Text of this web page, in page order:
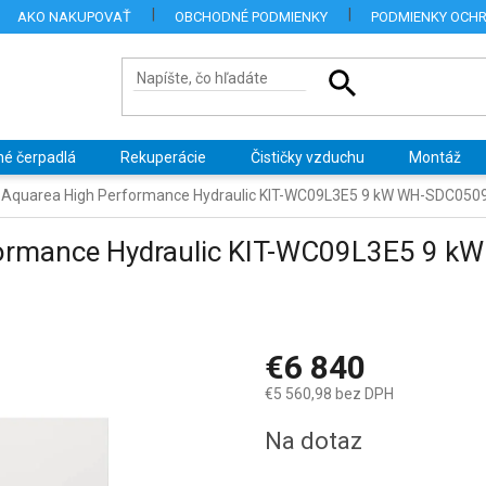
AKO NAKUPOVAŤ OBCHODNÉ PODMIENKY PODMIENKY
čerpadlá Rekuperácie Čističky vzduchu Montáž
High Performance Hydraulic KIT-WC09L3E5 9 kW WH-
Hydraulic KIT-WC09L3E5 9
€6 840
€5 560,98 bez DPH
cena:
Na dotaz